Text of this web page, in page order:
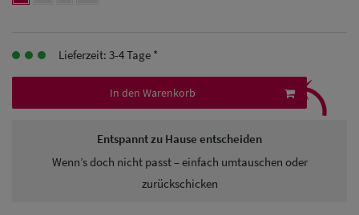
Herren
Sonnenschilder
& Visoren
Lieferzeit: 3-4 Tage *
In den Warenkorb
Entspannt zu Hause entscheiden
Wenn’s doch nicht passt – einfach umtauschen oder
zurückschicken
⤹